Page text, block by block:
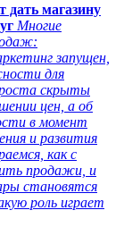
дать магазину
Многие
запущен,
для
скрыты
цен, а об
в момент
и развития
как с
продажи, и
становятся
роль играет